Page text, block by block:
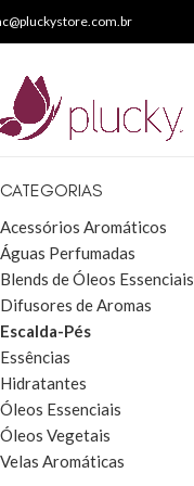
CATEGORIAS
Acessórios Aromáticos
Águas Perfumadas
Blends de Óleos Essenciais
Difusores de Aromas
Escalda-Pés
Essências
Hidratantes
Óleos Essenciais
Óleos Vegetais
Velas Aromáticas